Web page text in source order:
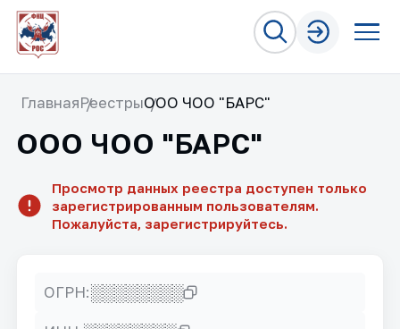
ГлавнаяРеестрыООО ЧОО "БАРС"
ООО ЧОО "БАРС"
Просмотр данных реестра доступен только
зарегистрированным пользователям.
Пожалуйста, зарегистрируйтесь.
ОГРН:░░░░░░░░